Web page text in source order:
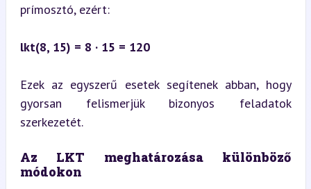
prímosztó, ezért:
lkt(8, 15) = 8 · 15 = 120
Ezek az egyszerű esetek segítenek abban, hogy
gyorsan felismerjük bizonyos feladatok
szerkezetét.
Az LKT meghatározása különböző
módokon